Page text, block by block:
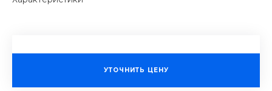
УТОЧНИТЬ ЦЕНУ